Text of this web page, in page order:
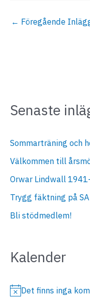
← Föregående
Senaste
Sommarträning och
Välkommen till
Orwar Lindwall
Trygg fäktning på
Bli stödmedlem!
Kalender
N
Det finns inga